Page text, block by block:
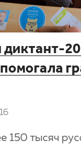
диктант-
150 тысяч